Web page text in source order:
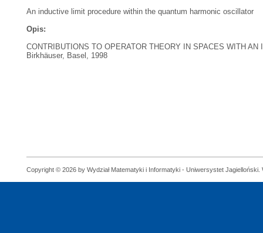
An inductive limit procedure within the quantum harmonic oscillator
Opis:
CONTRIBUTIONS TO OPERATOR THEORY IN SPACES WITH
Birkhäuser, Basel, 1998
Copyright © 2026 by Wydział Matematyki i Informatyki - Uniwersystet